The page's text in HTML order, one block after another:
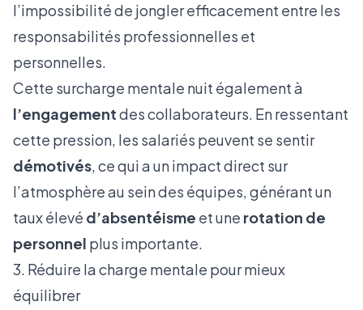
l’impossibilité de jongler efficacement entre les
responsabilités professionnelles et
personnelles.
Cette surcharge mentale nuit également à
l’engagementdes collaborateurs. En ressentant
cette pression, les salariés peuvent se sentir
démotivés, ce qui a un impact direct sur
l’atmosphère au sein des équipes, générant un
taux élevé d’absentéisme et une rotation de
personnel plus importante.
3. Réduire la charge mentale pour mieux
équilibrer